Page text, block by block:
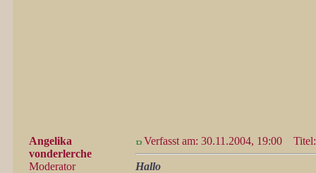
Angelika
vonderlerche
Moderator
Verfasst am: 30.11.2004, 19:00 Titel:
Hallo